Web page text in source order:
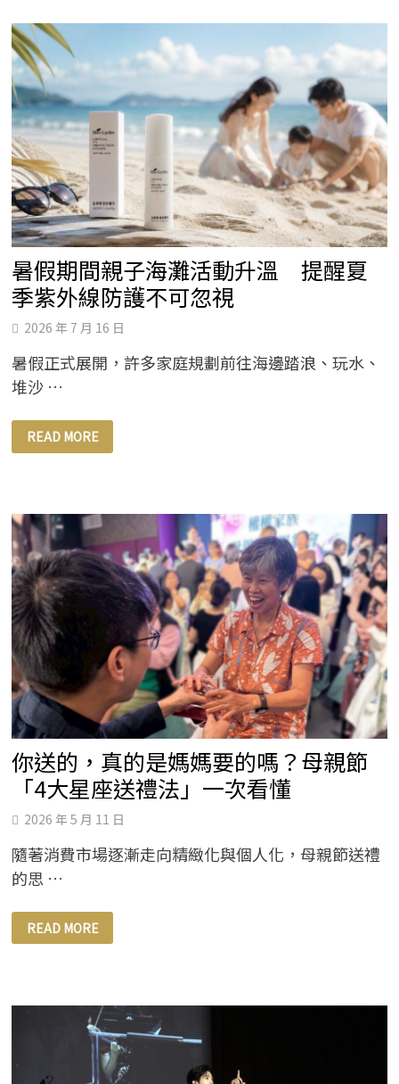
舉
辦
年
度
表
揚
大
會
為
20
週
年
揭
開
嶄
新
序
幕
暑假期間親子海灘活動升溫 提醒夏
季紫外線防護不可忽視
2026 年 7 月 16 日
暑假正式展開，許多家庭規劃前往海邊踏浪、玩水、
堆沙 …
暑
假
期
灘
活
動
升
溫
提
醒
夏
季
紫
外
線
防
護
不
可
忽
視
READ MORE
你送的，真的是媽媽要的嗎？母親節
「4大星座送禮法」一次看懂
2026 年 5 月 11 日
隨著消費市場逐漸走向精緻化與個人化，母親節送禮
的思 …
你
送
的，
媽
READ MORE